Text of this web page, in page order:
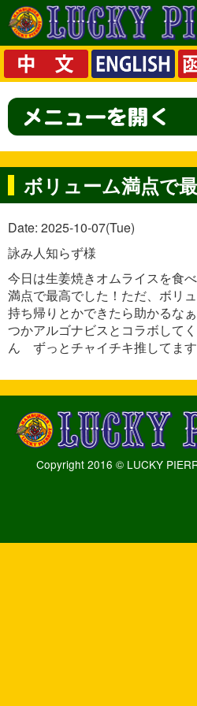
ボリューム満点で
Date: 2025-10-07(Tue)
詠み人知らず様
今日は生姜焼きオムライスを食
満点で最高でした！ただ、ボリ
持ち帰りとかできたら助かるな
つかアルゴナビスとコラボして
ん ずっとチャイチキ推してます
Copyright 2016 © LUCKY